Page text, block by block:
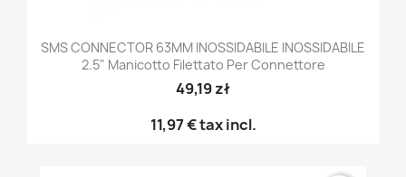
SMS CONNECTOR 63MM INOSSIDABILE INOSSIDABILE
2.5" Manicotto Filettato Per Connettore
49,19 zł
11,97 €tax incl.